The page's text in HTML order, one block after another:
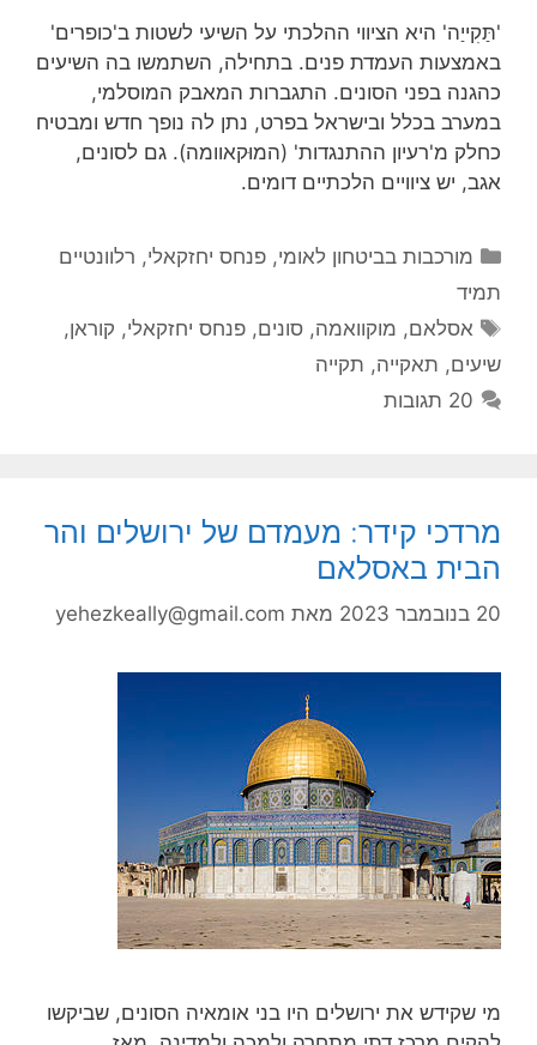
'תַּקִייַה' היא הציווי ההלכתי על השיעי לשטות ב'כופרים'
באמצעות העמדת פנים. בתחילה, השתמשו בה השיעים
כהגנה בפני הסונים. התגברות המאבק המוסלמי,
במערב בכלל ובישראל בפרט, נתן לה נופך חדש ומבטיח
כחלק מ'רעיון ההתנגדות' (המוּקאוומה). גם לסונים,
אגב, יש ציוויים הלכתיים דומים.
קטגוריות
מורכבות בביטחון לאומי,פנחס יחזקאלי, רלוונטיים
תמיד
תגיות
אסלאם, מוקוואמה,סונים,פנחס יחזקאלי, קוראן,
שיעים, תאקייה, תקייה
20 תגובות
מרדכי קידר: מעמדם של ירושלים והר
הבית באסלאם
20 בנובמבר 2023 מאת yehezkeally@gmail.com
מי שקידש את ירושלים היו בני אומאיה הסונים, שביקשו